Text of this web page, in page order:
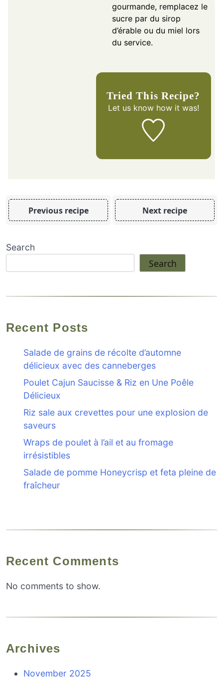
gourmande, remplacez le
sucre par du sirop
d’érable ou du miel lors
du service.
Tried This Recipe?
Let us knowhow it was!
Previous recipe Next recipe
Search
Search
Recent Posts
Salade de grains de récolte d’automne
délicieux avec des canneberges
Poulet Cajun Saucisse & Riz en Une Poêle
Délicieux
Riz sale aux crevettes pour une explosion de
saveurs
Wraps de poulet à l’ail et au fromage
irrésistibles
Salade de pomme Honeycrisp et feta pleine de
fraîcheur
Recent Comments
No comments to show.
Archives
November 2025